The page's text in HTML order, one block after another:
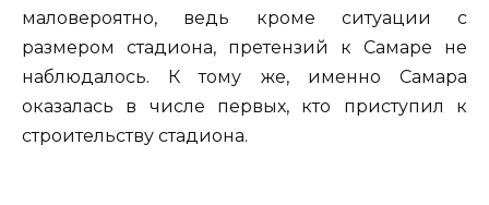
маловероятно, ведь кроме ситуации с
размером стадиона, претензий к Самаре не
наблюдалось. К тому же, именно Самара
оказалась в числе первых, кто приступил к
строительству стадиона.